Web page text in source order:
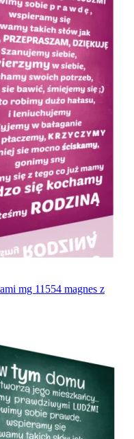
mg 11554 magnes z